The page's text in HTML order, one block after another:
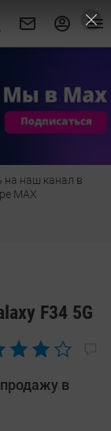
наш канал в
МАХ
F34 5G
в